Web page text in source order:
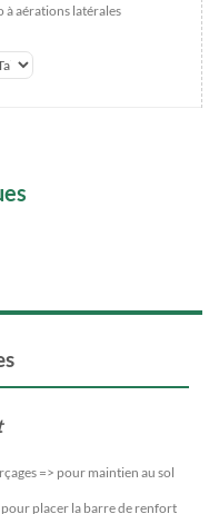
aérations latérales
=> pour maintien au sol
pour placer la barre de renfort